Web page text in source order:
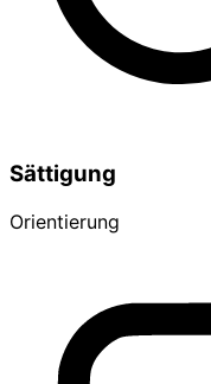
Sättigung
Orientierung